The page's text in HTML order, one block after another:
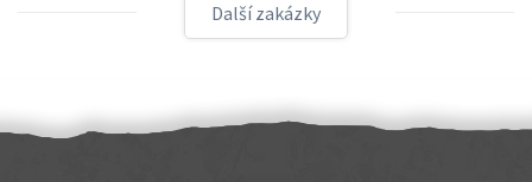
Další zakázky